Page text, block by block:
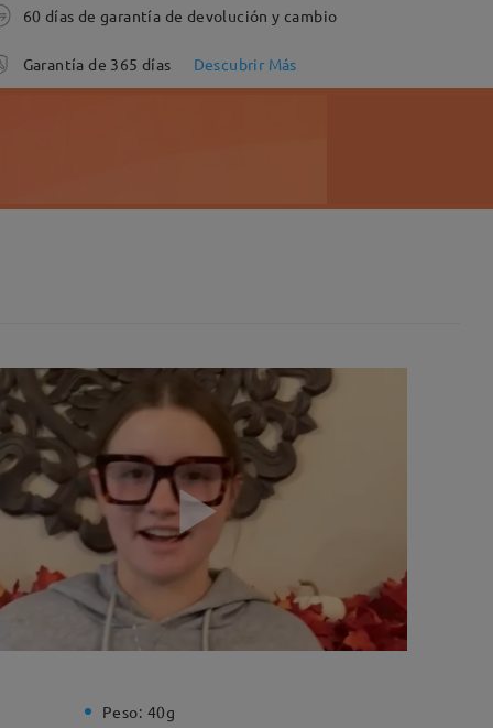
60 días de garantía de devolución y cambio
Garantía de 365 días Descubrir Más
Peso: 40g